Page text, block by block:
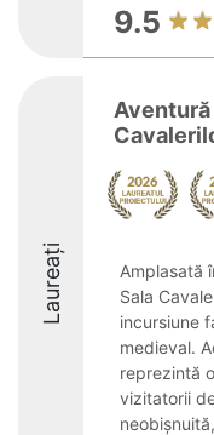
9.5
Laureați
Amplasată
Sala
incursiune
medieval.
reprezintă
vizitatorii